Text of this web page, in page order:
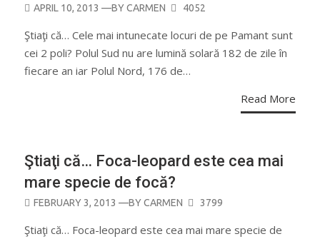
POSTED
APRIL 10, 2013 —BYCARMEN 4052
Ştiaţi că… Cele mai intunecate locuri de pe Pamant sunt
cei 2 poli? Polul Sud nu are lumină solară 182 de zile în
fiecare an iar Polul Nord, 176 de…
Read More
Ştiaţi că… Foca-leopard este cea mai
mare specie de focă?
POSTED
FEBRUARY 3, 2013 —BYCARMEN 3799
Ştiaţi că… Foca-leopard este cea mai mare specie de